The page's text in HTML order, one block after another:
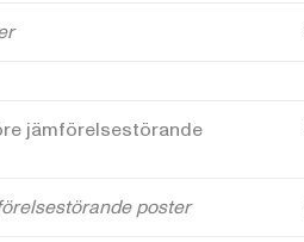
jämförelsestörande
poster